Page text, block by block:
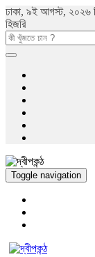
ঢাকা, ৯ই আগস্ট, ২০২৬
হিজরি
Toggle navigation